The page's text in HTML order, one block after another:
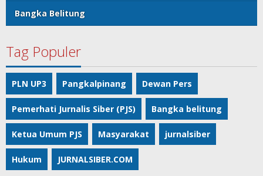
Bangka Belitung
Tag Populer
PLN UP3 Pangkalpinang Dewan Pers
Pemerhati Jurnalis Siber (PJS) Bangka belitung
Ketua Umum PJS Masyarakat jurnalsiber
Hukum JURNALSIBER.COM